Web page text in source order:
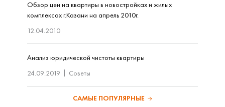
Обзор цен на квартиры в новостройках и жилых
комплексах г.Казани на апрель 2010г.
12.04.2010
Анализ юридической чистоты квартиры
24.09.2019
Советы
САМЫЕ ПОПУЛЯРНЫЕ